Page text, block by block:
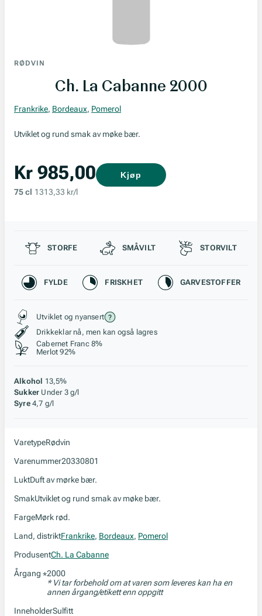
RØDVIN
Ch. La Cabanne 2000
Frankrike, Bordeaux, Pomerol
Utviklet og rund smak av møke bær.
Kr 985,00
75 cl 1313,33 kr/l
Kjøp
Passer til
STORFE SMÅVILT STORVILT
Karakteristikk
FYLDE FRISKHET GARVESTOFFER
Stil, lagring og råstoff
Utviklet og nyansert
Drikkeklar nå, men kan også lagres
Cabernet Franc 8%
Merlot 92%
Alkohol 13,5%
Sukker Under 3 g/l
Syre 4,7 g/l
VaretypeRødvin
Varenummer20330801
LuktDuft av mørke bær.
SmakUtviklet og rund smak av møke bær.
FargeMørk rød.
Land, distriktFrankrike, Bordeaux, Pomerol
ProdusentCh. La Cabanne
Årgang *2000
* Vi tar forbehold om at varen som leveres kan ha en
annen årgang/etikett enn oppgitt
InneholderSulfitt